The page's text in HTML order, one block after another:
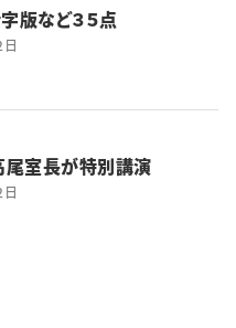
版など３５点
長が特別講演